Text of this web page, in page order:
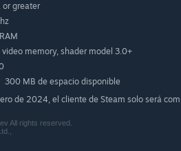
or greater
memory, shader model 3.0+
300 MB de espacio disponible
de 2024, el cliente de Steam solo será
All rights reserved.